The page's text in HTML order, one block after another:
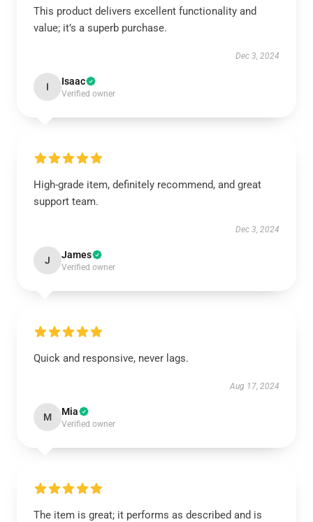
This product delivers excellent functionality and
value; it’s a superb purchase.
Dec 3, 2024
I Isaac
Verified owner
High-grade item, definitely recommend, and great
support team.
Dec 3, 2024
J James
Verified owner
Quick and responsive, never lags.
Aug 17, 2024
M Mia
Verified owner
The item is great; it performs as described and is